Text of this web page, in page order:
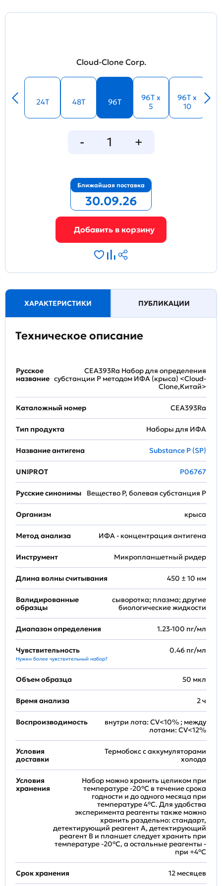
Cloud-Clone Corp.
24T 48T 96T
96T x
5
96T x
10
Ближайшая поставка
30.09.26
ХАРАКТЕРИСТИКИ ПУБЛИКАЦИИ
Техническое описание
Русское
название
CEA393Ra Набор для определения
субстанции P методом ИФА (крыса) <Cloud-
Clone,Китай>
Каталожный номер CEA393Ra
Тип продукта Наборы для ИФА
Название антигена Substance P (SP)
UNIPROT P06767
Русские синонимы Вещество Р, болевая субстанция P
Организм крыса
Метод анализа ИФА - концентрация антигена
Инструмент Микропланшетный ридер
Длина волны считывания 450 ± 10 нм
Валидированные
образцы
сыворотка; плазма; другие
биологические жидкости
Диапазон определения 1.23-100 пг/мл
Чувствительность
Нужен более чувствительный набор?
0.46 пг/мл
Объем образца 50 мкл
Время анализа 2 ч
Воспроизводимость
внутри лота: CV<10% ; между
лотами: CV<12%
Условия
доставки
Термобокс с аккумуляторами
холода
Условия
хранения
Набор можно хранить целиком при
температуре -20°C в течение срока
годности и до одного месяца при
температуре 4°C. Для удобства
эксперимента реагенты также можно
хранить раздельно: стандарт,
детектирующий реагент A, детектирующий
реагент B и планшет следует хранить при
температуре -20°C, а остальные реагенты -
при +4°С
Срок хранения 12 месяцев